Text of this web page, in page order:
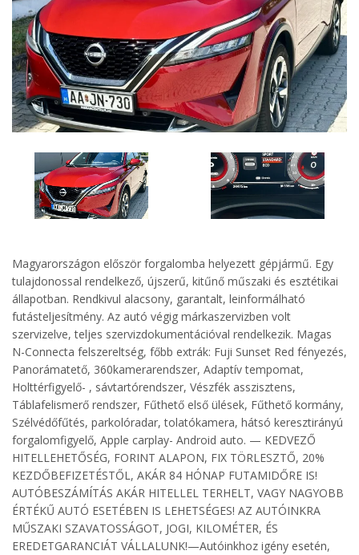
Magyarországon először forgalomba helyezett gépjármű. Egy
tulajdonossal rendelkező, újszerű, kitűnő műszaki és esztétikai
állapotban. Rendkivul alacsony, garantalt, leinformálható
futásteljesítmény. Az autó végig márkaszervizben volt
szervizelve, teljes szervizdokumentációval rendelkezik. Magas
N-Connecta felszereltség, főbb extrák: Fuji Sunset Red fényezés,
Panorámatető, 360kamerarendszer, Adaptív tempomat,
Holttérfigyelő- , sávtartórendszer, Vészfék asszisztens,
Táblafelismerő rendszer, Fűthető első ülések, Fűthető kormány,
Szélvédőfűtés, parkolóradar, tolatókamera, hátsó keresztirányú
forgalomfigyelő, Apple carplay- Android auto. — KEDVEZŐ
HITELLEHETŐSÉG, FORINT ALAPON, FIX TÖRLESZTŐ, 20%
KEZDŐBEFIZETÉSTŐL, AKÁR 84 HÓNAP FUTAMIDŐRE IS!
AUTÓBESZÁMÍTÁS AKÁR HITELLEL TERHELT, VAGY NAGYOBB
ÉRTÉKŰ AUTÓ ESETÉBEN IS LEHETSÉGES! AZ AUTÓINKRA
MŰSZAKI SZAVATOSSÁGOT, JOGI, KILOMÉTER, ÉS
EREDETGARANCIÁT VÁLLALUNK!—Autóinkhoz igény esetén,